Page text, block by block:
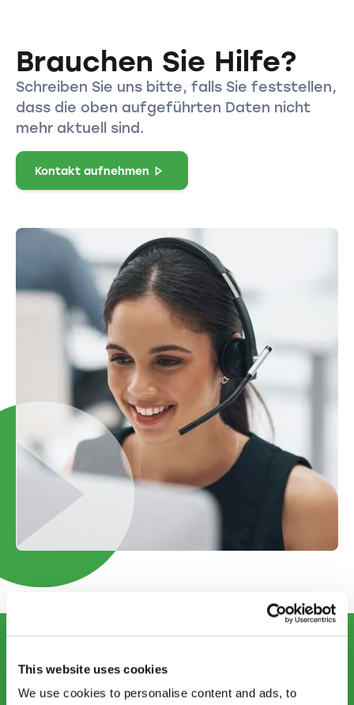
This website uses cookies
We use cookies to personalise content and ads, to
Brauchen Sie Hilfe?
Schreiben Sie uns bitte, falls Sie feststellen,
dass die oben aufgeführten Daten nicht
mehr aktuell sind.
Kontakt aufnehmen
CONTACT US
info@startups.ch